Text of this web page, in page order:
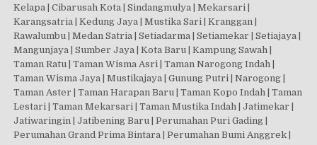
Kelapa | Cibarusah Kota | Sindangmulya | Mekarsari |
Karangsatria | Kedung Jaya | Mustika Sari | Kranggan |
Rawalumbu | Medan Satria | Setiadarma | Setiamekar | Setiajaya |
Mangunjaya | Sumber Jaya | Kota Baru | Kampung Sawah |
Taman Ratu | Taman Wisma Asri | Taman Narogong Indah |
Taman Wisma Jaya | Mustikajaya | Gunung Putri | Narogong |
Taman Aster | Taman Harapan Baru | Taman Kopo Indah | Taman
Lestari | Taman Mekarsari | Taman Mustika Indah | Jatimekar |
Jatiwaringin | Jatibening Baru | Perumahan Puri Gading |
Perumahan Grand Prima Bintara | Perumahan Bumi Anggrek |